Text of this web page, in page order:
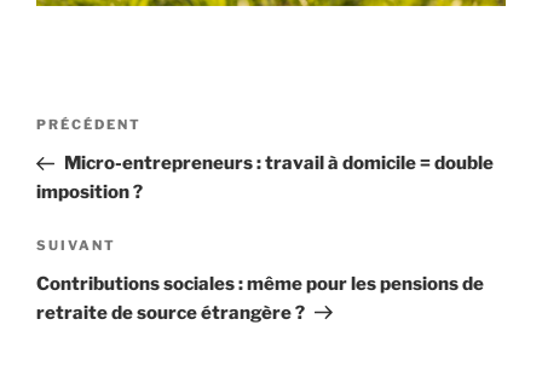
Navigation
l’article
Article
précédent
PRÉCÉDENT
Micro-entrepreneurs : travail à domicile = double
imposition ?
Article
suivant
SUIVANT
Contributions sociales : même pour les pensions de
retraite de source étrangère ?